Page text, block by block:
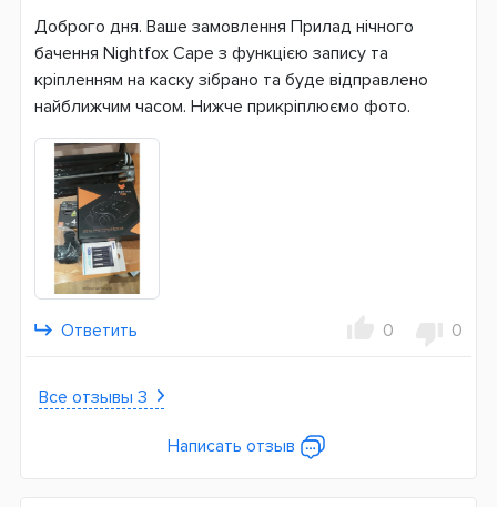
Доброго дня. Ваше замовлення Прилад нічного
бачення Nightfox Cape з функцією запису та
кріпленням на каску зібрано та буде відправлено
найближчим часом. Нижче прикріплюємо фото.
Ответить 0 0
Все отзывы 3
Написать отзыв